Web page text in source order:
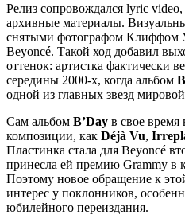
Релиз сопровождался lyric
архивные материалы.
снятыми фотографом Клиффом
Beyoncé. Такой ход добавил
оттенок: артистка фактически
середины 2000-х, когда альбом
одной из главных звезд
Сам альбом B’Day в свое время
композиции, как Déjà Vu,
Пластинка стала для Beyoncé
принесла ей премию Grammy в
Поэтому новое обращение к
интерес у поклонников,
юбилейного переиздания.